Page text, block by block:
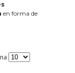
en forma de